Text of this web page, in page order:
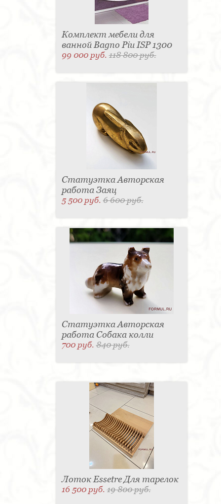
Комплект мебели для
ванной Bagno Piu ISP 1300
99 000 руб.118 800 руб.
Статуэтка Авторская
работа Заяц
5 500 руб.6 600 руб.
Статуэтка Авторская
работа Собака колли
700 руб.840 руб.
Лоток Essetre Для тарелок
16 500 руб.19 800 руб.